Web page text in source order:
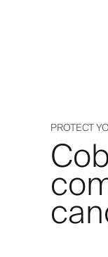
PROTECT